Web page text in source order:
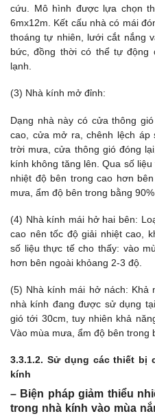
cứu. Mô hình được lựa chọn
6mx12m. Kết cấu nhà có mái
thoáng tự nhiên, lưới cắt nắng
bức, đồng thời có thể tự động
lạnh.
(3) Nhà kính mở đỉnh:
Dạng nhà này có cửa thông
cao, cửa mở ra, chênh lệch
trời mưa, cửa thông gió đóng
kính không tăng lên. Qua số
nhiệt độ bên trong cao hơn
mưa, ẩm độ bên trong bằng
(4) Nhà kính mái hở hai bên:
cao nên tốc độ giải nhiệt cao,
số liệu thực tế cho thấy: vào
hơn bên ngoài khỏang 2-3 độ.
(5) Nhà kính mái hở nách: Khả
nhà kính đang được sử dụng
gió tới 30cm, tuy nhiên khả
Vào mùa mưa, ẩm độ bên trong
3.3.1.2. Sử dụng các thiết
kính
– Biện pháp giảm thiểu
trong nhà kính vào mùa